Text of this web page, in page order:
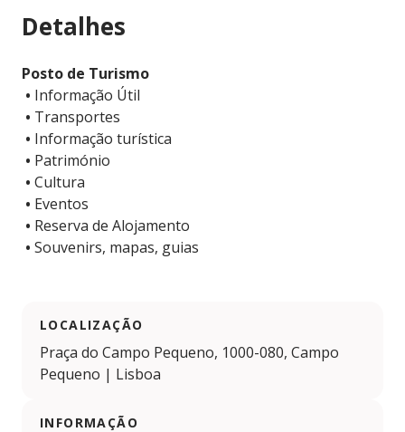
Detalhes
Posto de Turismo
• Informação Útil
• Transportes
• Informação turística
• Património
• Cultura
• Eventos
• Reserva de Alojamento
• Souvenirs, mapas, guias
LOCALIZAÇÃO
Praça do Campo Pequeno, 1000-080, Campo
Pequeno | Lisboa
INFORMAÇÃO